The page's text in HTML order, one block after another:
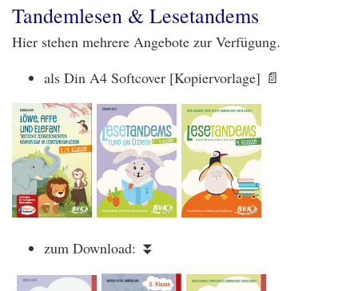
Tandemlesen & Lesetandems
Hier stehen mehrere Angebote zur Verfügung.
als Din A4 Softcover [Kopiervorlage] 📄
zum Download: ⏬